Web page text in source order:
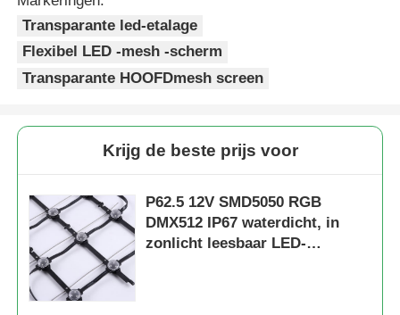
Transparante led-etalage
Flexibel LED -mesh -scherm
Transparante HOOFDmesh screen
Krijg de beste prijs voor
P62.5 12V SMD5050 RGB
DMX512 IP67 waterdicht, in
zonlicht leesbaar LED-